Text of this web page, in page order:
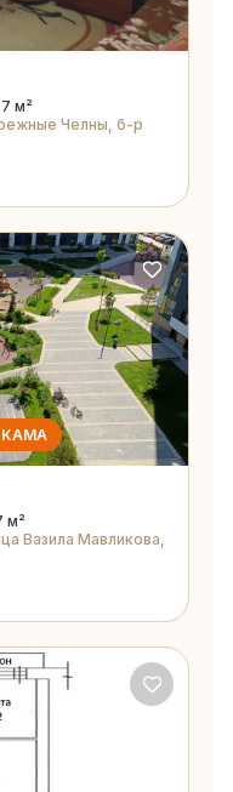
м²
Челны, б-р
КАМА
м²
Вазила Мавликова,